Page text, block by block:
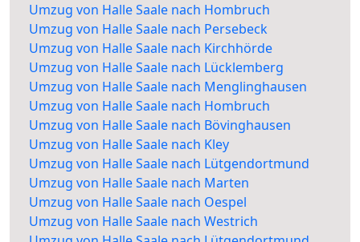
Umzug von Halle Saale nach Hombruch
Umzug von Halle Saale nach Persebeck
Umzug von Halle Saale nach Kirchhörde
Umzug von Halle Saale nach Lücklemberg
Umzug von Halle Saale nach Menglinghausen
Umzug von Halle Saale nach Hombruch
Umzug von Halle Saale nach Bövinghausen
Umzug von Halle Saale nach Kley
Umzug von Halle Saale nach Lütgendortmund
Umzug von Halle Saale nach Marten
Umzug von Halle Saale nach Oespel
Umzug von Halle Saale nach Westrich